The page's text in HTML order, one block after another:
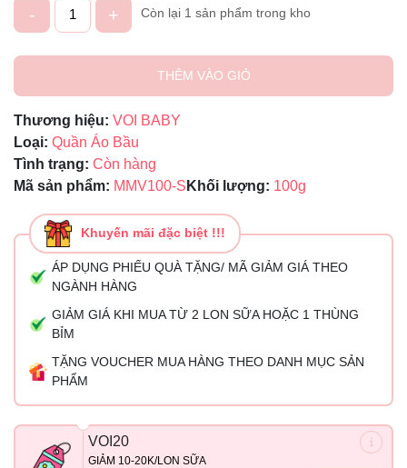
- + Còn lại 1 sản phẩm trong kho
THÊM VÀO GIỎ
Thương hiệu: VOI BABY
Loại: Quần Áo Bầu
Tình trạng: Còn hàng
Mã sản phẩm: MMV100-S Khối lượng: 100g
Khuyến mãi đặc biệt !!!
ÁP DỤNG PHIẾU QUÀ TẶNG/ MÃ GIẢM GIÁ THEO
NGÀNH HÀNG
GIẢM GIÁ KHI MUA TỪ 2 LON SỮA HOẶC 1 THÙNG
BỈM
TẶNG VOUCHER MUA HÀNG THEO DANH MỤC SẢN
PHẨM
VOI20
GIẢM 10-20K/LON SỮA